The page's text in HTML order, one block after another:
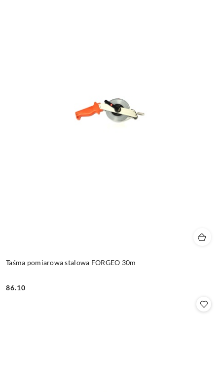
Taśma pomiarowa stalowa FORGEO 30m
Cena:
86.10